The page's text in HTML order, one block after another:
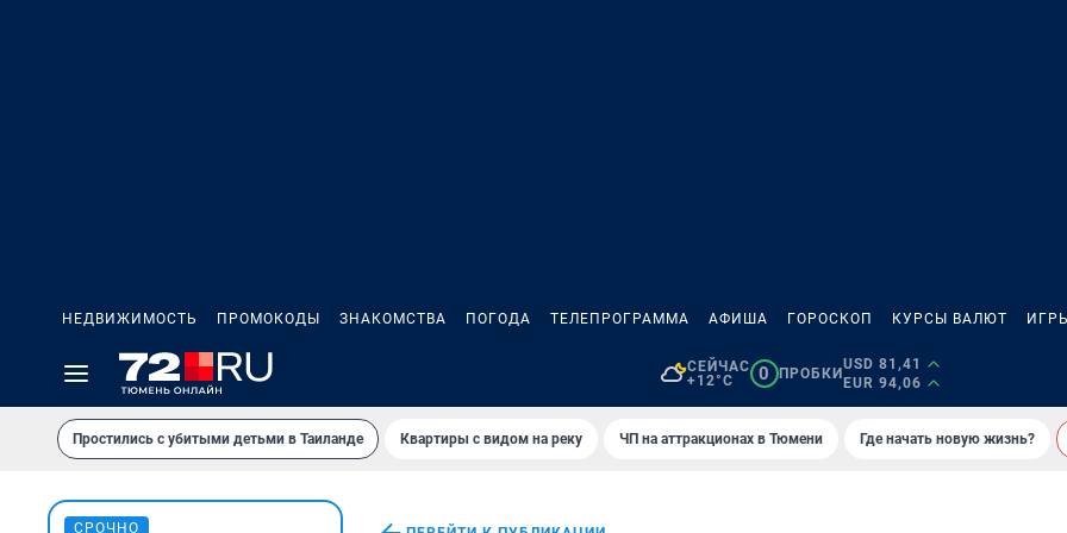
НЕДВИЖИМОСТЬ ПРОМОКОДЫ ЗНАКОМСТВА ПОГОДА ТЕЛЕПРОГРАММА АФИША ГОРОСКОП КУРСЫ ВАЛЮТ ИГРЫ
СЕЙЧАС
+12°C
0 ПРОБКИ
USD 81,41
EUR 94,06
Простились с убитыми детьми в Таиланде Квартиры с видом на реку ЧП на аттракционах в Тюмени Где начать новую жизнь?
СРОЧНО